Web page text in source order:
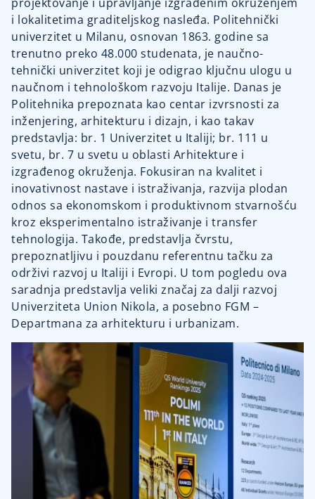
i lokalitetima graditeljskog nasleđa. Politehnički
univerzitet u Milanu, osnovan 1863. godine sa
trenutno preko 48.000 studenata, je naučno-
tehnički univerzitet koji je odigrao ključnu ulogu u
naučnom i tehnološkom razvoju Italije. Danas je
Politehnika prepoznata kao centar izvrsnosti za
inženjering, arhitekturu i dizajn, i kao takav
predstavlja: br. 1 Univerzitet u Italiji; br. 111 u
svetu, br. 7 u svetu u oblasti Arhitekture i
izgrađenog okruženja. Fokusiran na kvalitet i
inovativnost nastave i istraživanja, razvija plodan
odnos sa ekonomskom i produktivnom stvarnošću
kroz eksperimentalno istraživanje i transfer
tehnologija. Takođe, predstavlja čvrstu,
prepoznatljivu i pouzdanu referentnu tačku za
održivi razvoj u Italiji i Evropi. U tom pogledu ova
saradnja predstavlja veliki značaj za dalji razvoj
Univerziteta Union Nikola, a posebno FGM –
Departmana za arhitekturu i urbanizam.